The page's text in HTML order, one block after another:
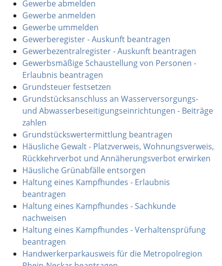
Gewerbe abmelden
Gewerbe anmelden
Gewerbe ummelden
Gewerberegister - Auskunft beantragen
Gewerbezentralregister - Auskunft beantragen
Gewerbsmäßige Schaustellung von Personen -
Erlaubnis beantragen
Grundsteuer festsetzen
Grundstücksanschluss an Wasserversorgungs-
und Abwasserbeseitigungseinrichtungen - Beiträge
zahlen
Grundstückswertermittlung beantragen
Häusliche Gewalt - Platzverweis, Wohnungsverweis,
Rückkehrverbot und Annäherungsverbot erwirken
Häusliche Grünabfälle entsorgen
Haltung eines Kampfhundes - Erlaubnis
beantragen
Haltung eines Kampfhundes - Sachkunde
nachweisen
Haltung eines Kampfhundes - Verhaltensprüfung
beantragen
Handwerkerparkausweis für die Metropolregion